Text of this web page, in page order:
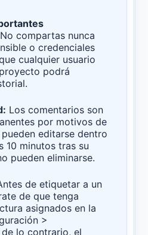
No compartas nunca
o credenciales
cualquier usuario
podrá
Los comentarios son
por motivos de
editarse dentro
10 minutos tras su
pueden eliminarse.
de etiquetar a un
de que tenga
asignados en la
>
lo contrario, el